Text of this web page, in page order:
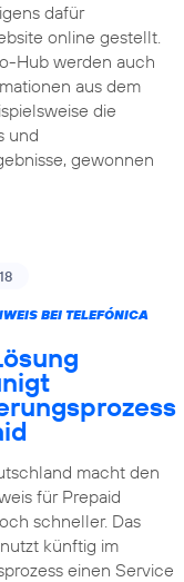
dafür
online gestellt.
Hub werden auch
aus dem
die
und
gewonnen
BEI TELEFÓNICA
macht den
für Prepaid
schneller. Das
künftig im
einen Service